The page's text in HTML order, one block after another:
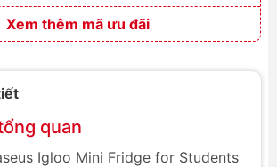
Xem thêm mã ưu đãi
quan
Igloo Mini Fridge for Students